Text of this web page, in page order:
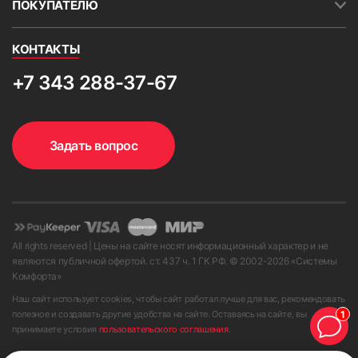
ПОКУПАТЕЛЮ
КОНТАКТЫ
+7 343 288-37-67
Задать вопрос
All rights reserved | Цены на сайте носят информационный характер и не
являются публичной офертой. ст. 437 ч. 1 ГК РФ. © 2002-2026 «Системы
Комфорта»
Наш сайт использует cookies, чтобы сайт работал лучше для вас, рекомендовать
полезное и создавать другие удобства на сайте. Оставаясь на сайте, вы
принимаете условия пользовательского соглашения.
1